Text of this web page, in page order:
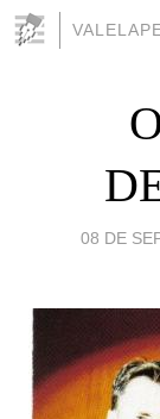
08 DE